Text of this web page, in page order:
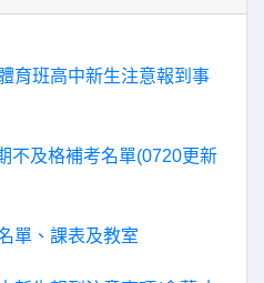
育班高中新生注意報到事
不及格補考名單(0720更新
單、課表及教室